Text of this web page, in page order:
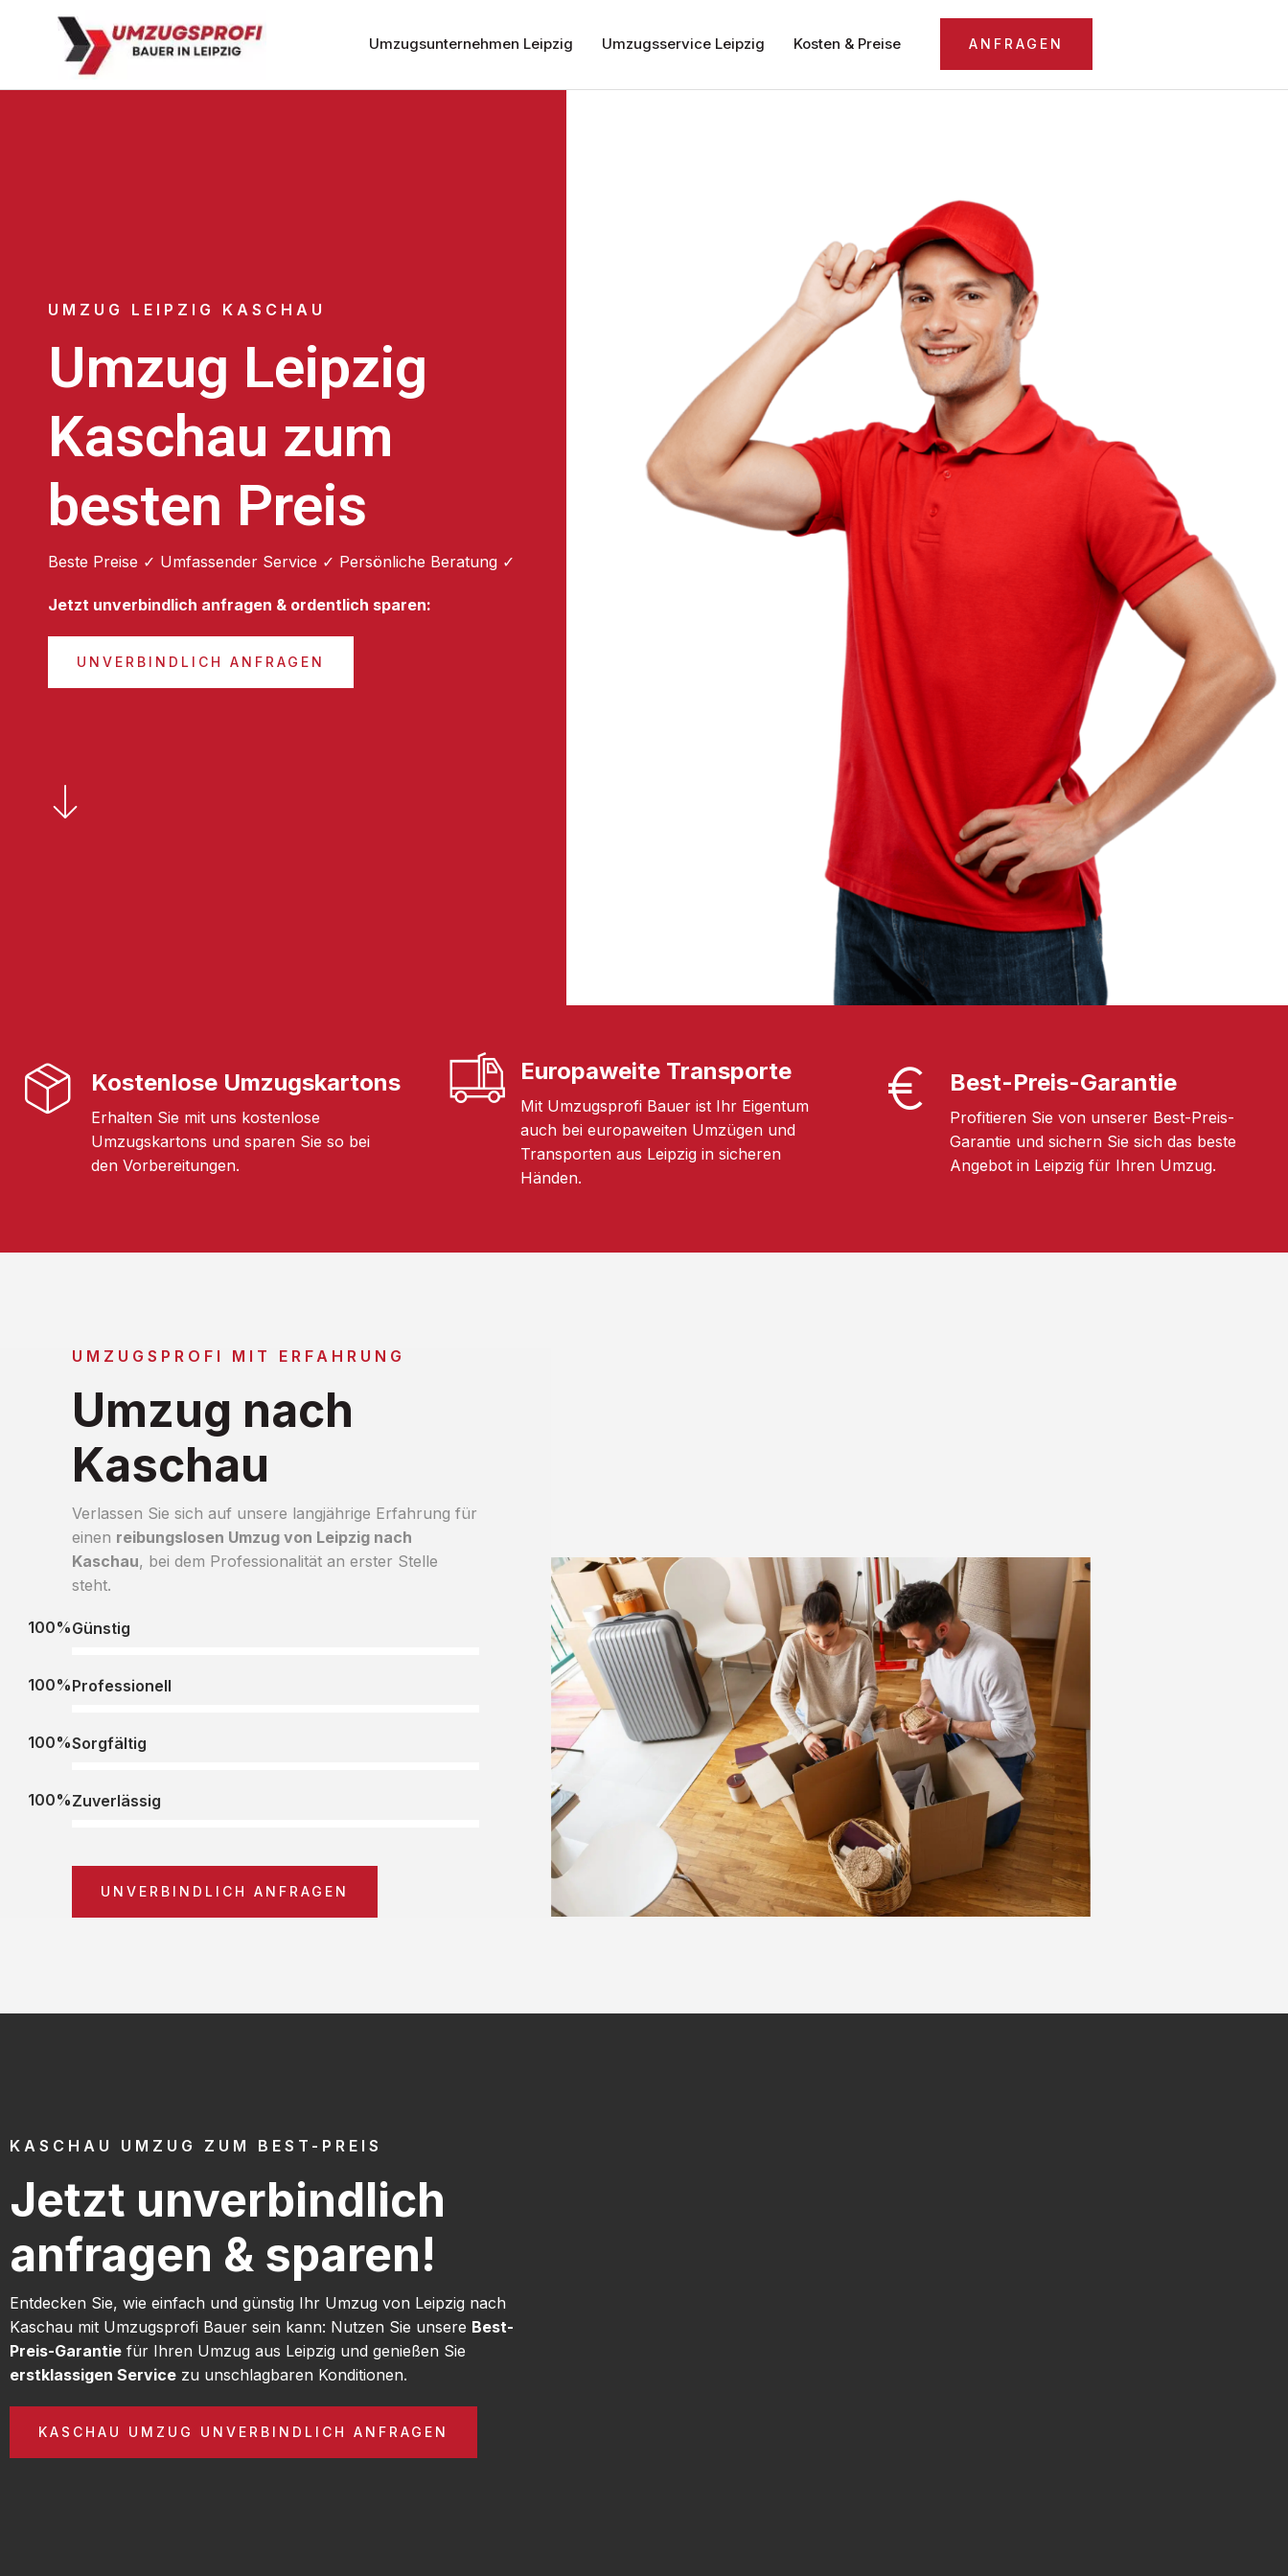
Umzugsunternehmen Leipzig Umzugsservice Leipzig Kosten & Preise ANFRAGEN
UMZUG LEIPZIG KASCHAU
Umzug Leipzig
Kaschau zum
besten Preis
Beste Preise ✓ Umfassender Service ✓ Persönliche Beratung ✓
Jetzt unverbindlich anfragen & ordentlich sparen:
UNVERBINDLICH ANFRAGEN
Kostenlose Umzugskartons
Erhalten Sie mit uns kostenlose
Umzugskartons und sparen Sie so bei
den Vorbereitungen.
Europaweite Transporte
Mit Umzugsprofi Bauer ist Ihr Eigentum
auch bei europaweiten Umzügen und
Transporten aus Leipzig in sicheren
Händen.
Best-Preis-Garantie
Profitieren Sie von unserer Best-Preis-
Garantie und sichern Sie sich das beste
Angebot in Leipzig für Ihren Umzug.
UMZUGSPROFI MIT ERFAHRUNG
Umzug nach
Kaschau
Verlassen Sie sich auf unsere langjährige Erfahrung für
einen reibungslosen Umzug von Leipzig nach
Kaschau, bei dem Professionalität an erster Stelle
steht.
Günstig
100%
Professionell
100%
Sorgfältig
100%
Zuverlässig
100%
UNVERBINDLICH ANFRAGEN
KASCHAU UMZUG ZUM BEST-PREIS
Jetzt unverbindlich
anfragen & sparen!
Entdecken Sie, wie einfach und günstig Ihr Umzug von Leipzig nach
Kaschau mit Umzugsprofi Bauer sein kann: Nutzen Sie unsere Best-
Preis-Garantie für Ihren Umzug aus Leipzig und genießen Sie
erstklassigen Service zu unschlagbaren Konditionen.
KASCHAU UMZUG UNVERBINDLICH ANFRAGEN